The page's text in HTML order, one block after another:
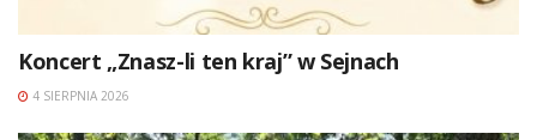
Koncert „Znasz-li ten kraj” w Sejnach
4 SIERPNIA 2026